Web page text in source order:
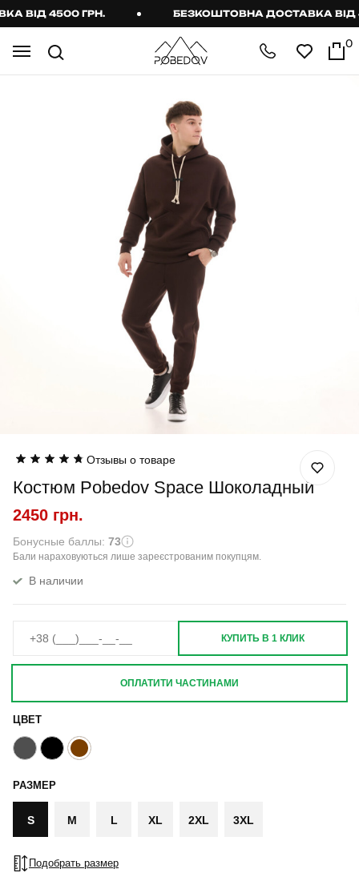
4500 ГРН. БЕЗКОШТОВНА ДОСТАВКА ВІД
0
Отзывы о товаре
Костюм Pobedov Space Шоколадный
2450 грн.
Бонусные баллы: 73
Бали нараховуються лише зареєстрованим покупцям.
В наличии
ЦВЕТ
РАЗМЕР
S M L XL 2XL 3XL
Подобрать размер
КУПИТЬ В 1 КЛИК
ОПЛАТИТИ ЧАСТИНАМИ